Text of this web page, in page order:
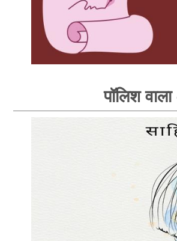
पॉलिश